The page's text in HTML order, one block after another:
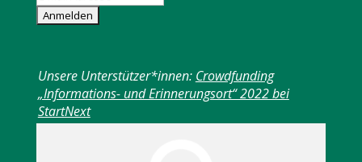
Unsere Unterstützer*innen: Crowdfunding
„Informations- und Erinnerungsort“ 2022 bei
StartNext